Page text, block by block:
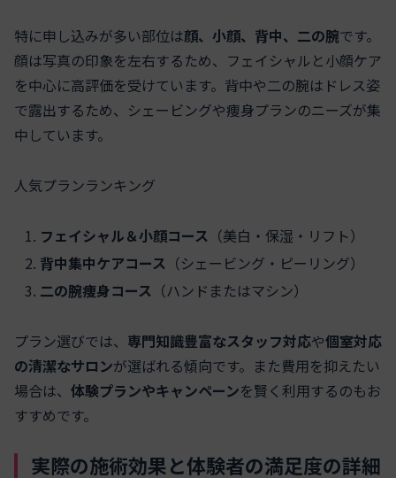
特に申し込みが多い部位は顔、小顔、背中、二の腕です。
顔は写真の印象を左右するため、フェイシャルと小顔ケア
を中心に高評価を受けています。背中や二の腕はドレス姿
で露出するため、シェービングや痩身プランのニーズが集
中しています。
人気プランランキング
フェイシャル＆小顔コース （美白・保湿・リフト）
背中集中ケアコース （シェービング・ピーリング）
二の腕痩身コース （ハンドまたはマシン）
プラン選びでは、 専門知識豊富なスタッフ対応や個室対応
の清潔なサロンが選ばれる傾向です。また費用を抑えたい
場合は、 体験プランやキャンペーンを賢く利用するのもお
すすめです。
実際の施術効果と体験者の満足度の詳細